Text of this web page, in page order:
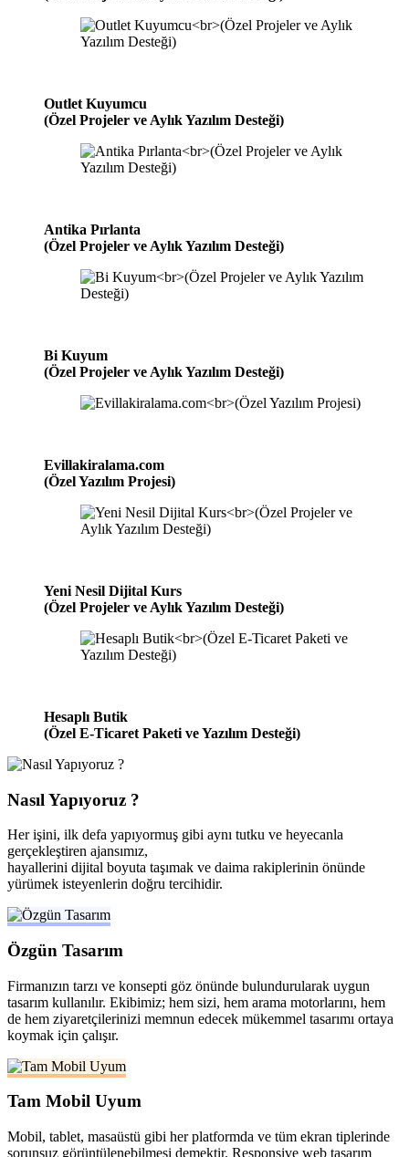
Outlet Kuyumcu
(Özel Projeler ve Aylık Yazılım Desteği)
Antika Pırlanta
(Özel Projeler ve Aylık Yazılım Desteği)
Bi Kuyum
(Özel Projeler ve Aylık Yazılım Desteği)
Evillakiralama.com
(Özel Yazılım Projesi)
Yeni Nesil Dijital Kurs
(Özel Projeler ve Aylık Yazılım Desteği)
Hesaplı Butik
(Özel E-Ticaret Paketi ve Yazılım Desteği)
Nasıl Yapıyoruz ?
Her işini, ilk defa yapıyormuş gibi aynı tutku ve heyecanla
gerçekleştiren ajansımız,
hayallerini dijital boyuta taşımak ve daima rakiplerinin önünde
yürümek isteyenlerin doğru tercihidir.
Özgün Tasarım
Firmanızın tarzı ve konsepti göz önünde bulundurularak uygun
tasarım kullanılır. Ekibimiz; hem sizi, hem arama motorlarını, hem
de hem ziyaretçilerinizi memnun edecek mükemmel tasarımı ortaya
koymak için çalışır.
Tam Mobil Uyum
Mobil, tablet, masaüstü gibi her platformda ve tüm ekran tiplerinde
sorunsuz görüntülenebilmesi demektir. Responsive web tasarım